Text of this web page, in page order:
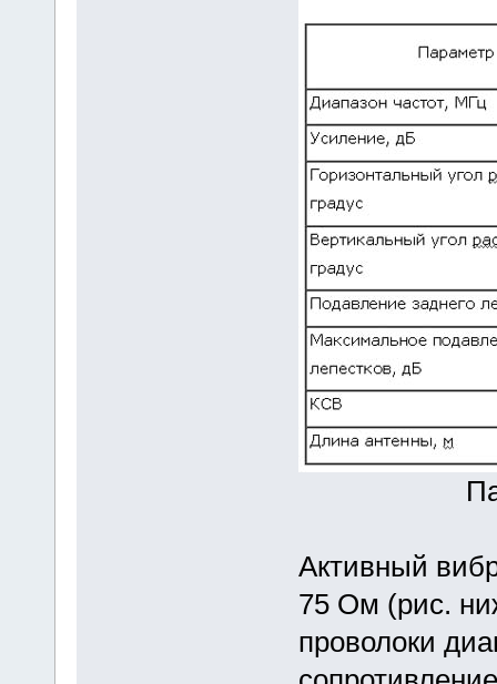
Активный
75 Ом (рис.
проволоки